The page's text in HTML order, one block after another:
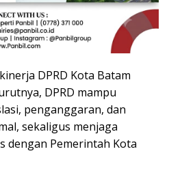
DPRD Kota Batam
DPRD mampu
penganggaran, dan
sekaligus menjaga
dengan Pemerintah Kota